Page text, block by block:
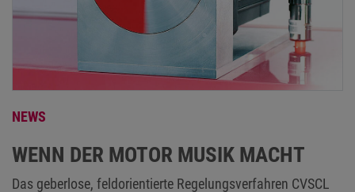
NEWS
WENN DER MOTOR MUSIK MACHT
Das geberlose, feldorientierte Regelungsverfahren CVSCL